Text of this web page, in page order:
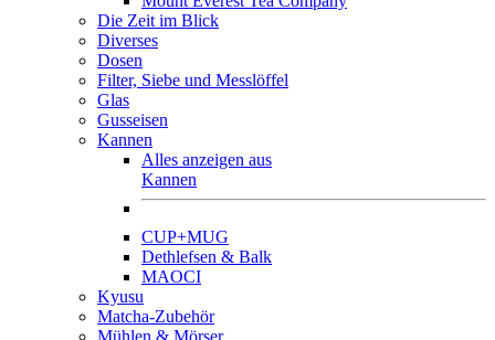
Die Zeit im Blick
Diverses
Dosen
Filter, Siebe und Messlöffel
Glas
Gusseisen
Kannen
Alles anzeigen aus
Kannen
CUP+MUG
Dethlefsen & Balk
MAOCI
Kyusu
Matcha-Zubehör
Mühlen & Mörser